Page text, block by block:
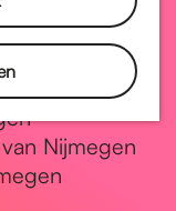
Nijmegen